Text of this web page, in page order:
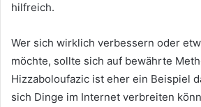
hilfreich.
Wer sich wirklich verbessern oder
möchte, sollte sich auf bewährte
Hizzaboloufazic ist eher ein Beispiel
sich Dinge im Internet verbreiten